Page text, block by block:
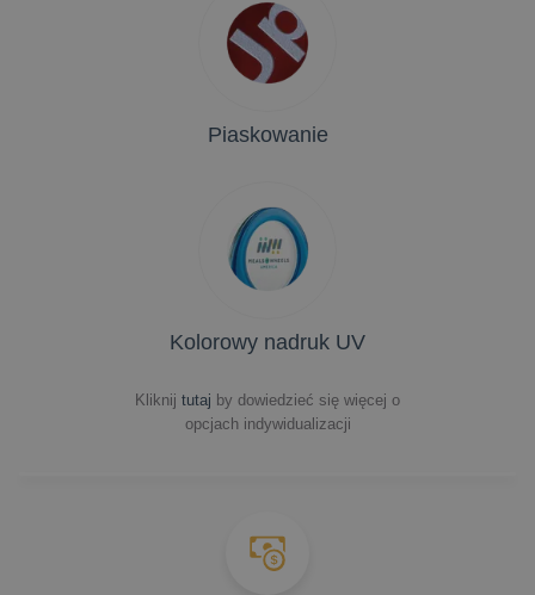
Piaskowanie
Kolorowy nadruk UV
Kliknij tutaj by dowiedzieć się więcej o
opcjach indywidualizacji